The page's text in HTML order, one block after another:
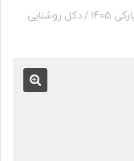
/دکل روشنایی